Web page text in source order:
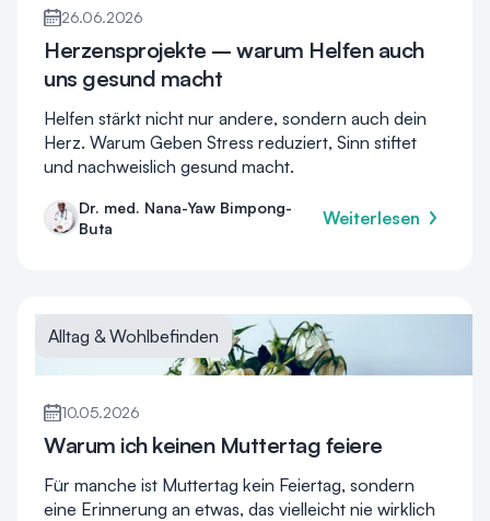
26.06.2026
Herzensprojekte – warum Helfen auch
uns gesund macht
Helfen stärkt nicht nur andere, sondern auch dein
Herz. Warum Geben Stress reduziert, Sinn stiftet
und nachweislich gesund macht.
Dr. med. Nana-Yaw Bimpong-
Buta
Weiterlesen
Alltag & Wohlbefinden
10.05.2026
Warum ich keinen Muttertag feiere
Für manche ist Muttertag kein Feiertag, sondern
eine Erinnerung an etwas, das vielleicht nie wirklich